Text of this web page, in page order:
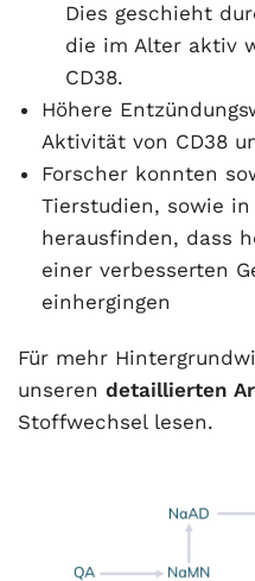
Dies geschieht
die im Alter aktiv
CD38.
Höhere
Aktivität von CD38
Forscher konnten
Tierstudien, sowie in
herausfinden, dass
einer verbesserten
einhergingen
Für mehr
unserendetaillierten
Stoffwechsel lesen.